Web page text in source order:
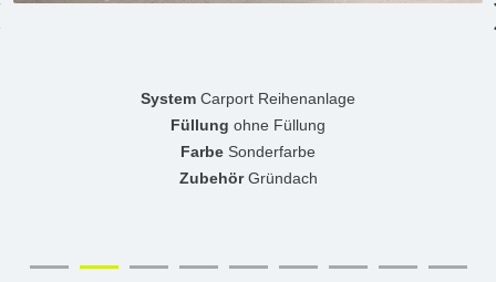
System Carport Reihenanlage
Füllung ohne Füllung
Farbe Sonderfarbe
ZubehörGründach